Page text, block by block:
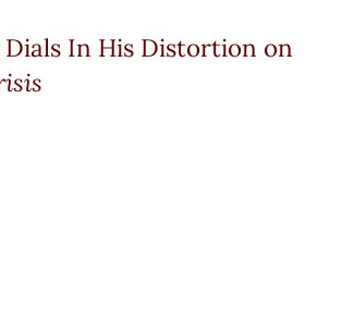
In His Distortion on